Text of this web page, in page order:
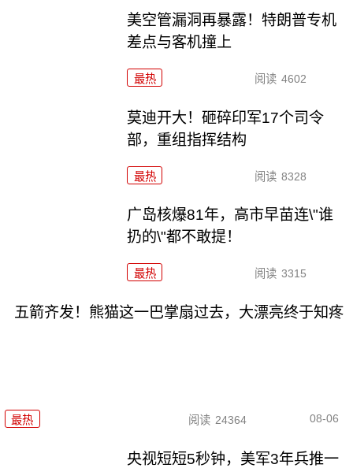
美空管漏洞再暴露！特朗普专机
差点与客机撞上
最热 阅读 4602
莫迪开大！砸碎印军17个司令
部，重组指挥结构
最热 阅读 8328
广岛核爆81年，高市早苗连\"谁
扔的\"都不敢提！
最热 阅读 3315
五箭齐发！熊猫这一巴掌扇过去，大漂亮终于知疼
最热 阅读 24364 08-06
央视短短5秒钟，美军3年兵推一